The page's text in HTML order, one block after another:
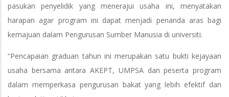
pasukan penyelidik yang menerajui usaha ini, menyatakan
harapan agar program ini dapat menjadi penanda aras bagi
kemajuan dalam Pengurusan Sumber Manusia di universiti.
“Pencapaian graduan tahun ini merupakan satu bukti kejayaan
usaha bersama antara AKEPT, UMPSA dan peserta program
dalam memperkasa pengurusan bakat yang lebih efektif dan